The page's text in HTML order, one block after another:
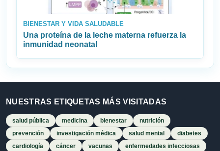
BIENESTAR Y VIDA SALUDABLE
Una proteína de la leche materna refuerza la
inmunidad neonatal
NUESTRAS ETIQUETAS MÁS VISITADAS
salud pública medicina bienestar
nutrición
prevención
investigación médica salud mental
diabetes
cardiología
cáncer vacunas
enfermedades infecciosas